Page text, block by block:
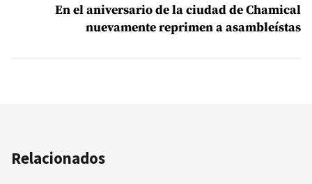
En el aniversario de la ciudad de Chamical
nuevamente reprimen a asambleístas
Relacionados